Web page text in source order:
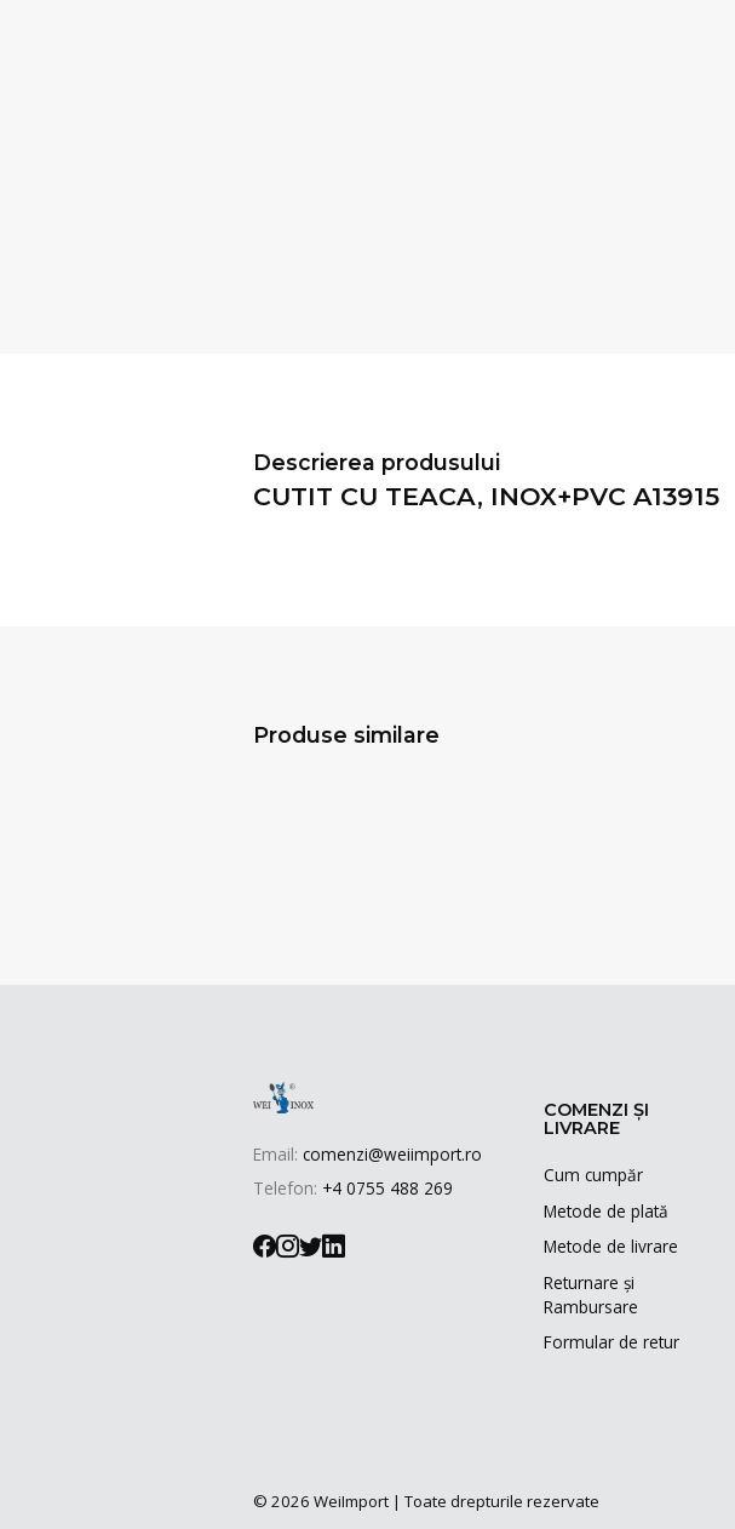
Descrierea produsului
CUTIT CU TEACA, INOX+PVC A13915
Produse similare
Email: comenzi@weiimport.ro
Telefon: +4 0755 488 269
COMENZI ȘI
LIVRARE
Cum cumpăr
Metode de plată
Metode de livrare
Returnare și
Rambursare
Formular de retur
© 2026 WeiImport | Toate drepturile rezervate